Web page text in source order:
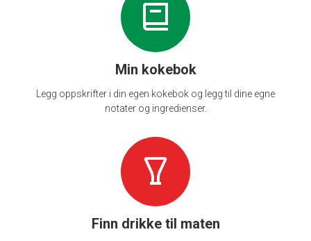
Min kokebok
Legg oppskrifter i din egen kokebok og legg til dine egne
notater og ingredienser.
Finn drikke til maten